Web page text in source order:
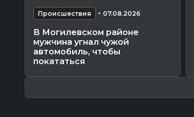
Происшествия - 07.08.2026
В Могилевском районе
мужчина угнал чужой
автомобиль, чтобы
покататься